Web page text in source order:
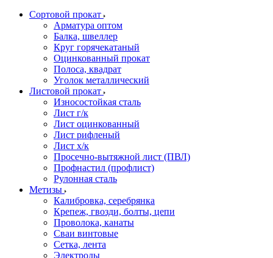
Сортовой прокат
Арматура оптом
Балка, швеллер
Круг горячекатаный
Оцинкованный прокат
Полоса, квадрат
Уголок металлический
Листовой прокат
Износостойкая сталь
Лист г/к
Лист оцинкованный
Лист рифленый
Лист х/к
Просечно-вытяжной лист (ПВЛ)
Профнастил (профлист)
Рулонная сталь
Метизы
Калибровка, серебрянка
Крепеж, гвозди, болты, цепи
Проволока, канаты
Сваи винтовые
Сетка, лента
Электроды